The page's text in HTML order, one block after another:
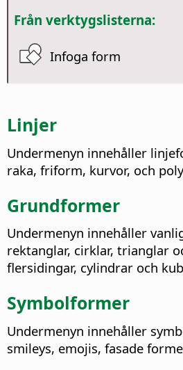
Från verktygslisterna:
Infoga form
Linjer
Undermenyn innehåller
raka, friform, kurvor, och
Grundformer
Undermenyn innehåller
rektanglar, cirklar, trianglar
flersidingar, cylindrar och
Symbolformer
Undermenyn innehåller
smileys, emojis, fasade